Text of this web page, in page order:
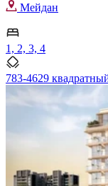
Мейдан
1, 2, 3, 4
783-4629